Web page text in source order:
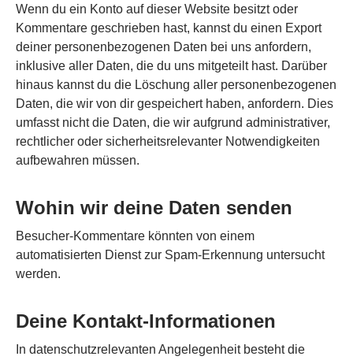
Wenn du ein Konto auf dieser Website besitzt oder
Kommentare geschrieben hast, kannst du einen Export
deiner personenbezogenen Daten bei uns anfordern,
inklusive aller Daten, die du uns mitgeteilt hast. Darüber
hinaus kannst du die Löschung aller personenbezogenen
Daten, die wir von dir gespeichert haben, anfordern. Dies
umfasst nicht die Daten, die wir aufgrund administrativer,
rechtlicher oder sicherheitsrelevanter Notwendigkeiten
aufbewahren müssen.
Wohin wir deine Daten senden
Besucher-Kommentare könnten von einem
automatisierten Dienst zur Spam-Erkennung untersucht
werden.
Deine Kontakt-Informationen
In datenschutzrelevanten Angelegenheit besteht die